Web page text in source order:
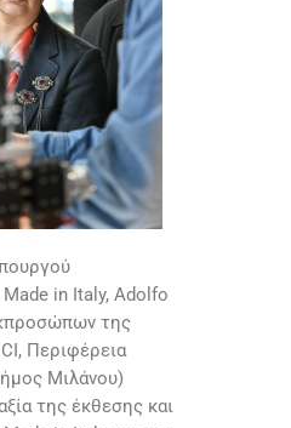
Made in Italy, Adolfo
της
Περιφέρεια
Μιλάνου)
της έκθεσης και